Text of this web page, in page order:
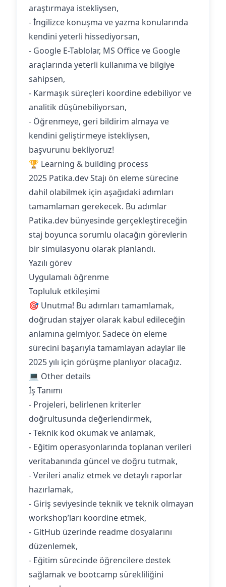
araştırmaya istekliysen,
- İngilizce konuşma ve yazma konularında
kendini yeterli hissediyorsan,
- Google E-Tablolar, MS Office ve Google
araçlarında yeterli kullanıma ve bilgiye
sahipsen,
- Karmaşık süreçleri koordine edebiliyor ve
analitik düşünebiliyorsan,
- Öğrenmeye, geri bildirim almaya ve
kendini geliştirmeye istekliysen,
başvurunu bekliyoruz!
🏆 Learning & building process
2025 Patika.dev Stajı ön eleme sürecine
dahil olabilmek için aşağıdaki adımları
tamamlaman gerekecek. Bu adımlar
Patika.dev bünyesinde gerçekleştireceğin
staj boyunca sorumlu olacağın görevlerin
bir simülasyonu olarak planlandı.
Yazılı görev
Uygulamalı öğrenme
Topluluk etkileşimi
🎯 Unutma! Bu adımları tamamlamak,
doğrudan stajyer olarak kabul edileceğin
anlamına gelmiyor. Sadece ön eleme
sürecini başarıyla tamamlayan adaylar ile
2025 yılı için görüşme planlıyor olacağız.
💻 Other details
İş Tanımı
- Projeleri, belirlenen kriterler
doğrultusunda değerlendirmek,
- Teknik kod okumak ve anlamak,
- Eğitim operasyonlarında toplanan verileri
veritabanında güncel ve doğru tutmak,
- Verileri analiz etmek ve detaylı raporlar
hazırlamak,
- Giriş seviyesinde teknik ve teknik olmayan
workshop’ları koordine etmek,
- GitHub üzerinde readme dosyalarını
düzenlemek,
- Eğitim sürecinde öğrencilere destek
sağlamak ve bootcamp sürekliliğini